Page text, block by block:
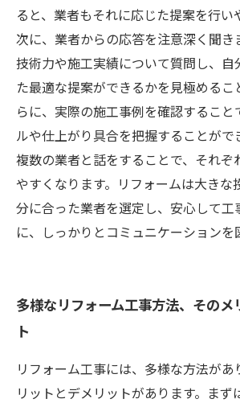
ると、業者もそれに応じた提案を行い
次に、業者からの応答を注意深く聞き
技術力や施工実績について質問し、自
た最適な提案ができるかを見極めるこ
らに、実際の施工事例を確認すること
ルや仕上がり具合を把握することがで
複数の業者と話をすることで、それぞ
やすくなります。リフォームは大きな
分に合った業者を選定し、安心して工
に、しっかりとコミュニケーションを
多様なリフォーム工事方法、そのメ
ト
リフォーム工事には、多様な方法があ
リットとデメリットがあります。まず